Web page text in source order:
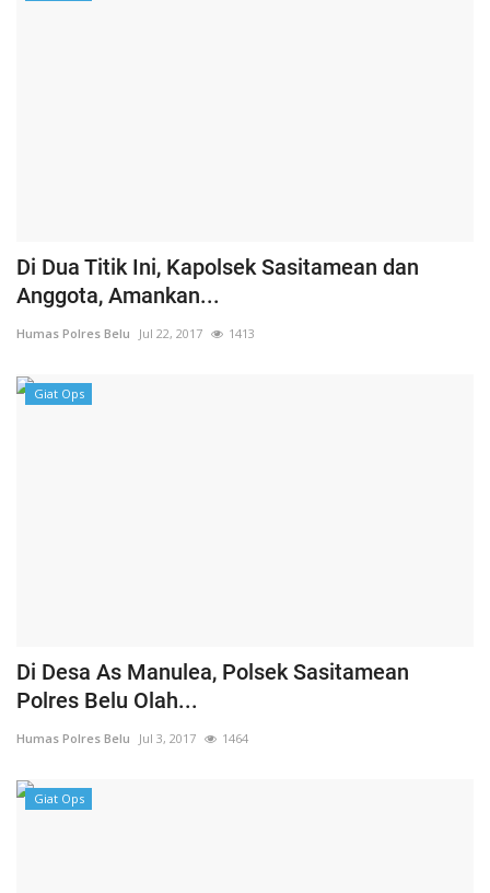
Di Dua Titik Ini, Kapolsek Sasitamean dan
Anggota, Amankan...
Humas Polres Belu Jul 22, 2017 1413
Giat Ops
Di Desa As Manulea, Polsek Sasitamean
Polres Belu Olah...
Humas Polres Belu Jul 3, 2017 1464
Giat Ops